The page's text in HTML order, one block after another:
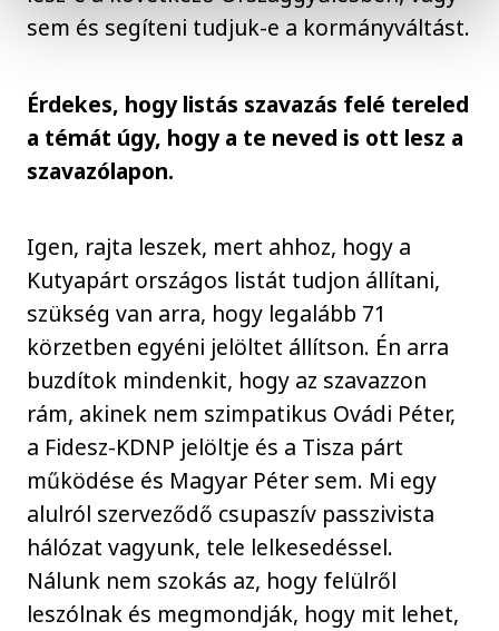
sem és segíteni tudjuk-e a kormányváltást.
Érdekes, hogy listás szavazás felé tereled
a témát úgy, hogy a te neved is ott lesz a
szavazólapon.
Igen, rajta leszek, mert ahhoz, hogy a
Kutyapárt országos listát tudjon állítani,
szükség van arra, hogy legalább 71
körzetben egyéni jelöltet állítson. Én arra
buzdítok mindenkit, hogy az szavazzon
rám, akinek nem szimpatikus Ovádi Péter,
a Fidesz-KDNP jelöltje és a Tisza párt
működése és Magyar Péter sem. Mi egy
alulról szerveződő csupaszív passzivista
hálózat vagyunk, tele lelkesedéssel.
Nálunk nem szokás az, hogy felülről
leszólnak és megmondják, hogy mit lehet,